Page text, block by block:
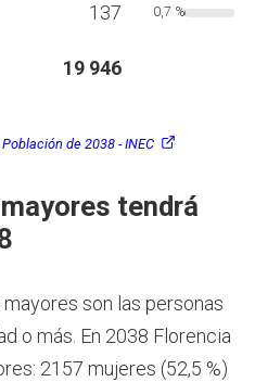
137 0,7 %
19 946
de 2038 - INEC
tendrá
son las personas
o más. En 2038 Florencia
2157 mujeres (52,5 %)